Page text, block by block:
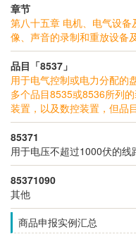
章节
第八十五章 电机、电气设
像、声音的录制和重放设备
品目「8537」
用于电气控制或电力分配的
多个品目8535或8536所列
装置，以及数控装置，但品
85371
用于电压不超过1000伏的线
85371090
其他
商品申报实例汇总